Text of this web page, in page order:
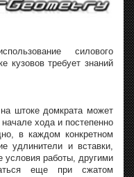
силового
кузовов требует знаний
штоке домкрата может
хода и постепенно
в каждом конкретном
удлинители и вставки,
условия работы, другими
еще при сжатом